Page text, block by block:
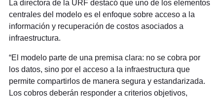
La directora de la URF destacó que uno de los elementos
centrales del modelo es el enfoque sobre acceso a la
información y recuperación de costos asociados a
infraestructura.
“El modelo parte de una premisa clara: no se cobra por
los datos, sino por el acceso a la infraestructura que
permite compartirlos de manera segura y estandarizada.
Los cobros deberán responder a criterios objetivos,